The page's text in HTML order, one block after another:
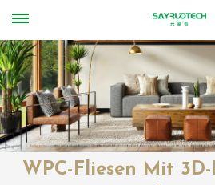
WPC-Fliesen Mit